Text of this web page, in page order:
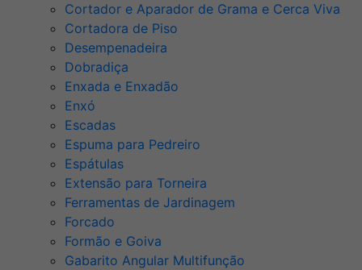
Cortador e Aparador de Grama e Cerca Viva
Cortadora de Piso
Desempenadeira
Dobradiça
Enxada e Enxadão
Enxó
Escadas
Espuma para Pedreiro
Espátulas
Extensão para Torneira
Ferramentas de Jardinagem
Forcado
Formão e Goiva
Gabarito Angular Multifunção